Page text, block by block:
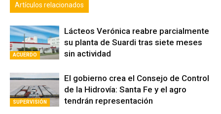
Artículos relacionados
ACUERDO
Lácteos Verónica reabre parcialmente
su planta de Suardi tras siete meses
sin actividad
SUPERVISIÓN
El gobierno crea el Consejo de Control
de la Hidrovía: Santa Fe y el agro
tendrán representación